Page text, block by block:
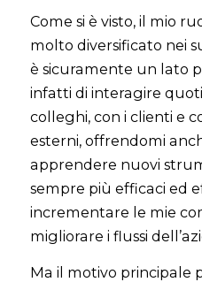
Come si è visto, il mio
molto diversificato nei
è sicuramente un lato
infatti di interagire
colleghi, con i clienti e
esterni, offrendomi
apprendere nuovi
sempre più efficaci ed
incrementare le mie
migliorare i flussi
Ma il motivo principale